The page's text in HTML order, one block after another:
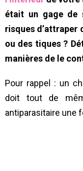
était un gage de
risques d’attraper
ou des tiques ?
manières de le
Pour rappel : un
doit tout de
antiparasitaire une